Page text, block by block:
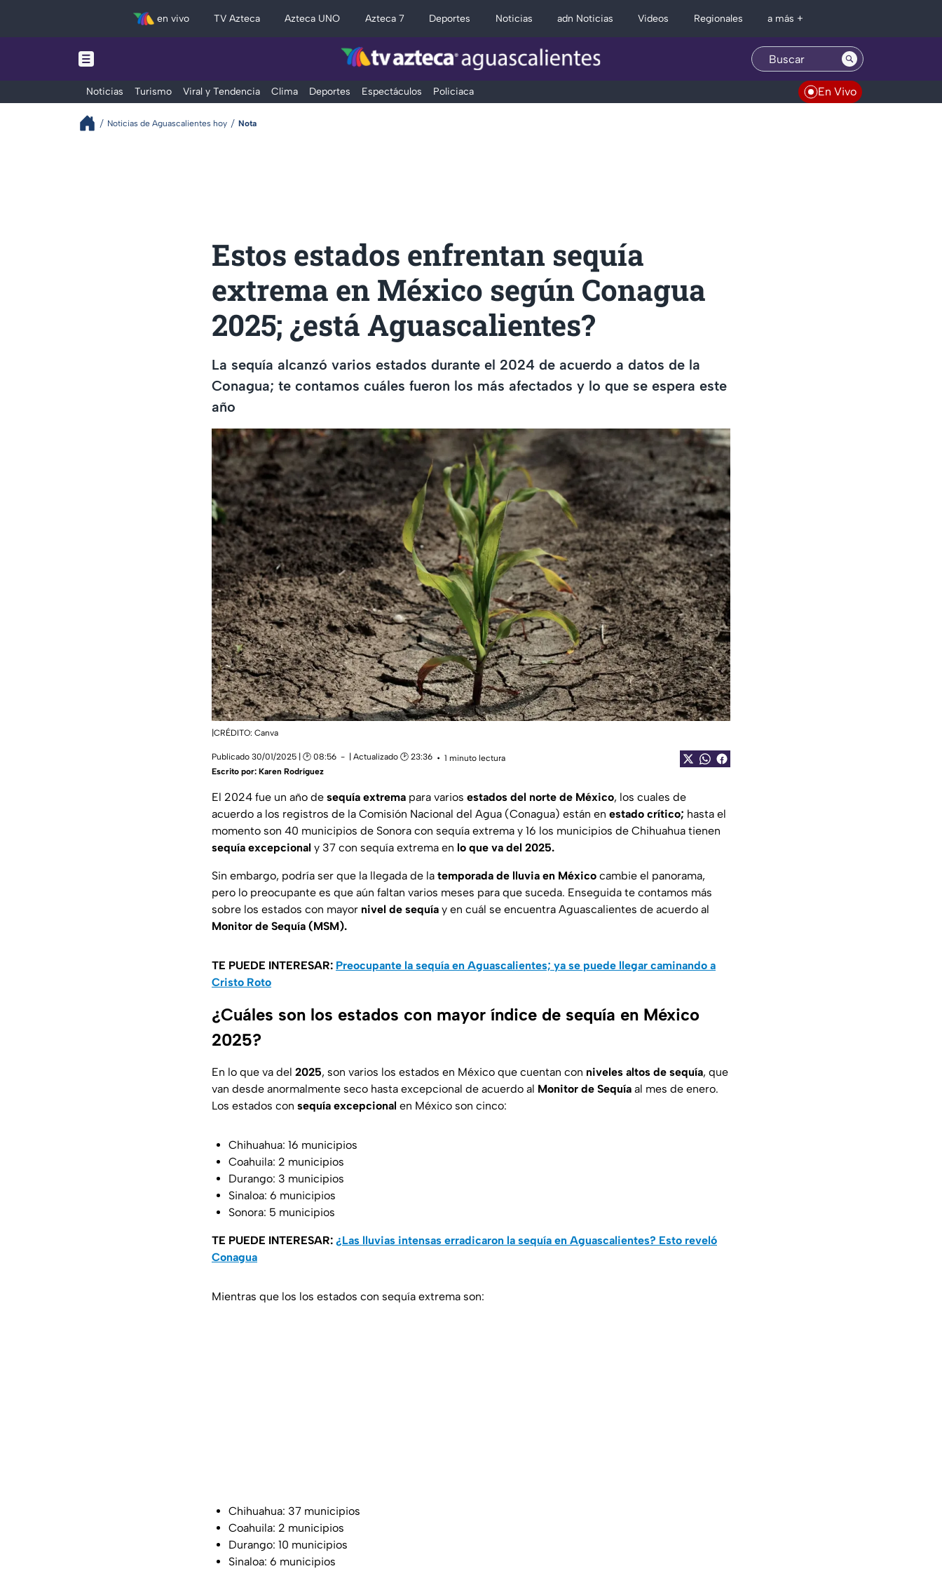
en vivo TV Azteca Azteca UNO Azteca 7 Deportes Noticias adn Noticias Videos Regionales a más +
Noticias Turismo Viral y Tendencia Clima Deportes Espectáculos Policiaca En Vivo
Noticias de Aguascalientes hoy Nota
Estos estados enfrentan sequía
extrema en México según Conagua
2025; ¿está Aguascalientes?
La sequía alcanzó varios estados durante el 2024 de acuerdo a datos de la
Conagua; te contamos cuáles fueron los más afectados y lo que se espera este
año
|CRÉDITO: Canva
Publicado 30/01/2025 | 🕑 08:56 | Actualizado 🕑 23:36
1 minuto lectura
Escrito por: Karen Rodríguez
El 2024 fue un año de sequía extrema para varios estados del norte de México, los cuales de
acuerdo a los registros de la Comisión Nacional del Agua (Conagua) están en estado crítico; hasta el
momento son 40 municipios de Sonora con sequía extrema y 16 los municipios de Chihuahua tienen
sequía excepcional y 37 con sequía extrema en lo que va del 2025.
Sin embargo, podría ser que la llegada de la temporada de lluvia en México cambie el panorama,
pero lo preocupante es que aún faltan varios meses para que suceda. Enseguida te contamos más
sobre los estados con mayor nivel de sequía y en cuál se encuentra Aguascalientes de acuerdo al
Monitor de Sequía (MSM).
TE PUEDE INTERESAR: Preocupante la sequía en Aguascalientes; ya se puede llegar caminando a
Cristo Roto
¿Cuáles son los estados con mayor índice de sequía en México
2025?
En lo que va del 2025, son varios los estados en México que cuentan con niveles altos de sequía, que
van desde anormalmente seco hasta excepcional de acuerdo al Monitor de Sequía al mes de enero.
Los estados con sequía excepcional en México son cinco:
Chihuahua: 16 municipios
Coahuila: 2 municipios
Durango: 3 municipios
Sinaloa: 6 municipios
Sonora: 5 municipios
TE PUEDE INTERESAR: ¿Las lluvias intensas erradicaron la sequía en Aguascalientes? Esto reveló
Conagua
Mientras que los los estados con sequía extrema son:
Chihuahua: 37 municipios
Coahuila: 2 municipios
Durango: 10 municipios
Sinaloa: 6 municipios